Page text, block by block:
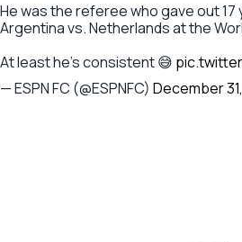
He was the referee who gave out 17
Argentina vs. Netherlands at the
At least he's consistent 😅
— ESPN FC (@ESPNFC) December